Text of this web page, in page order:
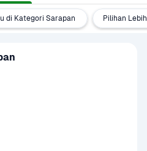
di Kategori Sarapan Pilihan